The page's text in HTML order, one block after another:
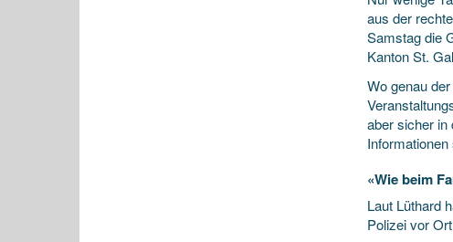
aus der
Samstag die
Kanton St.
Wo genau
aber sicher in
«Wie beim
Laut Lüthard
Polizei vor